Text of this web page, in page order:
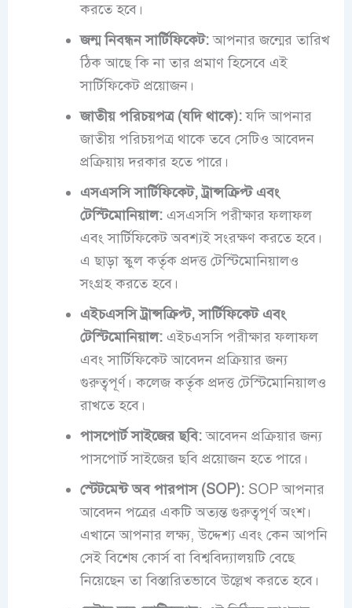
করতে হবে।
জন্ম নিবন্ধন সার্টিফিকেট:আপনার জন্মের তারিখ
ঠিক আছে কি না তার প্রমাণ হিসেবে এই
সার্টিফিকেট প্রয়োজন।
জাতীয় পরিচয়পত্র (যদি থাকে):যদি আপনার
জাতীয় পরিচয়পত্র থাকে তবে সেটিও আবেদন
প্রক্রিয়ায় দরকার হতে পারে।
এসএসসি সার্টিফিকেট, ট্রান্সক্রিপ্ট এবং
টেস্টিমোনিয়াল:এসএসসি পরীক্ষার ফলাফল
এবং সার্টিফিকেট অবশ্যই সংরক্ষণ করতে হবে।
এ ছাড়া স্কুল কর্তৃক প্রদত্ত টেস্টিমোনিয়ালও
সংগ্রহ করতে হবে।
এইচএসসি ট্রান্সক্রিপ্ট, সার্টিফিকেট এবং
টেস্টিমোনিয়াল:এইচএসসি পরীক্ষার ফলাফল
এবং সার্টিফিকেট আবেদন প্রক্রিয়ার জন্য
গুরুত্বপূর্ণ। কলেজ কর্তৃক প্রদত্ত টেস্টিমোনিয়ালও
রাখতে হবে।
পাসপোর্ট সাইজের ছবি:আবেদন প্রক্রিয়ার জন্য
পাসপোর্ট সাইজের ছবি প্রয়োজন হতে পারে।
স্টেটমেন্ট অব পারপাস (SOP):SOP আপনার
আবেদন পত্রের একটি অত্যন্ত গুরুত্বপূর্ণ অংশ।
এখানে আপনার লক্ষ্য, উদ্দেশ্য এবং কেন আপনি
সেই বিশেষ কোর্স বা বিশ্ববিদ্যালয়টি বেছে
নিয়েছেন তা বিস্তারিতভাবে উল্লেখ করতে হবে।